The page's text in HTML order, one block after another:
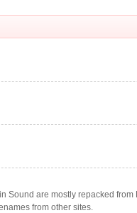
Sound are mostly repacked
from other sites.